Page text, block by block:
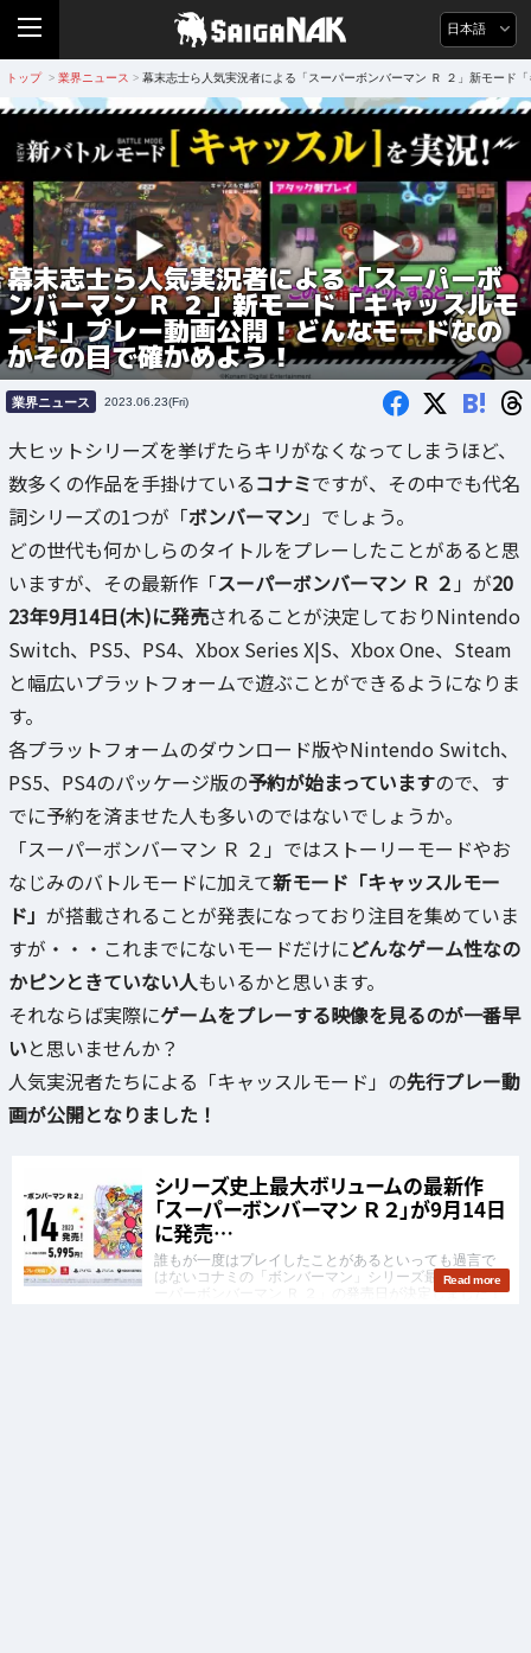
日本語
トップ > 業界ニュース > 幕末志士ら人気実況者による「スーパーボンバーマン Ｒ ２」新モード
幕末志士ら人気実況者による「スーパーボ
ンバーマン Ｒ ２」新モード「キャッスルモ
ード」プレー動画公開！どんなモードなの
かその目で確かめよう！
業界ニュース 2023.06.23(Fri) B!
大ヒットシリーズを挙げたらキリがなくなってしまうほど、
数多くの作品を手掛けているコナミですが、その中でも代名
詞シリーズの1つが「ボンバーマン」でしょう。
どの世代も何かしらのタイトルをプレーしたことがあると思
いますが、その最新作「スーパーボンバーマン Ｒ ２ 」が20
23年9月14日(木)に発売されることが決定しておりNintendo
Switch、PS5、PS4、Xbox Series X|S、Xbox One、Steam
と幅広いプラットフォームで遊ぶことができるようになりま
す。
各プラットフォームのダウンロード版やNintendo Switch、
PS5、PS4のパッケージ版の予約が始まっていますので、す
でに予約を済ませた人も多いのではないでしょうか。
「スーパーボンバーマン Ｒ ２」ではストーリーモードやお
なじみのバトルモードに加えて新モード「キャッスルモー
ド」 が搭載されることが発表になっており注目を集めていま
すが・・・これまでにないモードだけにどんなゲーム性なの
かピンときていない人もいるかと思います。
それならば実際にゲームをプレーする映像を見るのが一番早
いと思いませんか？
人気実況者たちによる「キャッスルモード」の先行プレー動
画が公開となりました！